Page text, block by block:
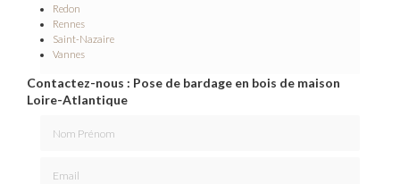
Redon
Rennes
Saint-Nazaire
Vannes
Contactez-nous : Pose de bardage en bois de maison
Loire-Atlantique